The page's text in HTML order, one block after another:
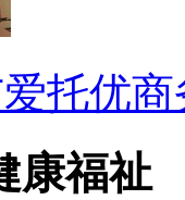
托优
康福祉